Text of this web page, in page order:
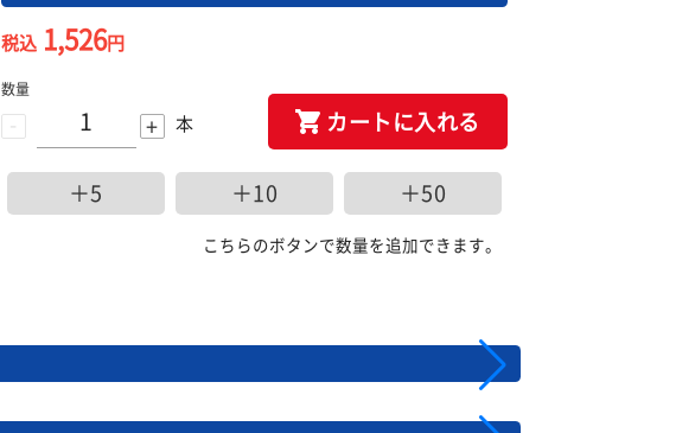
税込 1,526円
-
数量
+ 本 カートに入れる
＋5 ＋10 ＋50
こちらのボタンで数量を追加できます。